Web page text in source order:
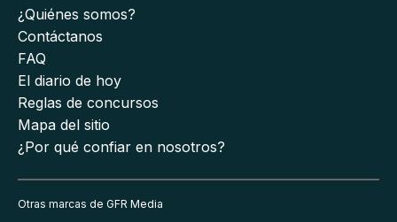
¿Quiénes somos?
Contáctanos
FAQ
El diario de hoy
Reglas de concursos
Mapa del sitio
¿Por qué confiar en nosotros?
Otras marcas de GFR Media